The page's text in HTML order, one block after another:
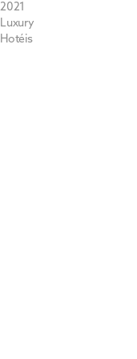
2021
Luxury
Hotéis